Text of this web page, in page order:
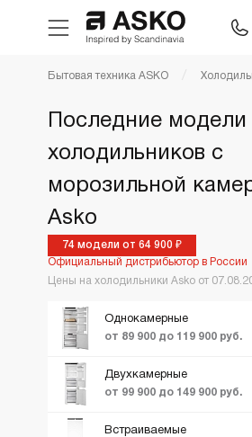
Техника для кухни
Уход за бельем
Asko Professional
Аксессуары
Шоу-рум
Бытовая техника ASKO
Последние модели
холодильников с
морозильной
Asko
74 модели от 64 900 ₽
Официальный дистрибьютор в России
Цены на холодильники Asko от
Однокамерные
от 89 900 до 119 900 руб.
Двухкамерные
от 99 900 до 149 900 руб.
Встраиваемые
Фильтр
Новинки
По популярности
Цена по возрастанию
Акции и Скидки
руб:
56900840000
Ещё фильтры